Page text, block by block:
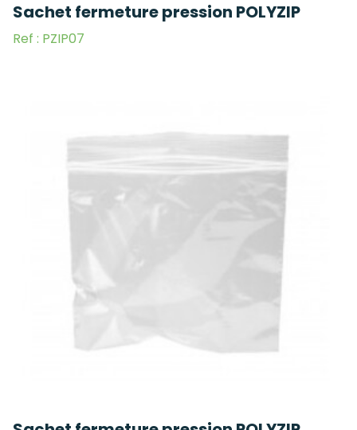
Sachet fermeture pression POLYZIP
Ref : PZIP07